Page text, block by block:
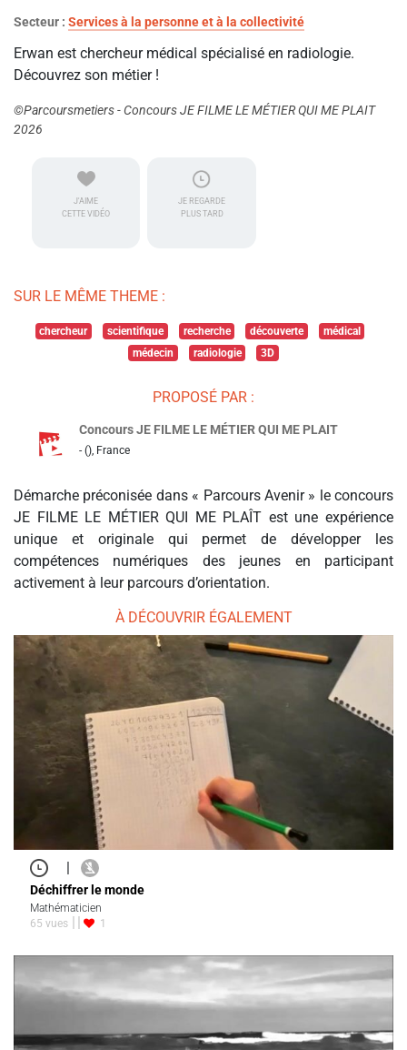
Secteur : Services à la personne et à la collectivité
Erwan est chercheur médical spécialisé en radiologie.
Découvrez son métier !
©Parcoursmetiers - Concours JE FILME LE MÉTIER QUI ME PLAIT
2026
J'AIME
CETTE VIDÉO
JE REGARDE
PLUS TARD
SUR LE MÊME THEME :
chercheur scientifique recherche découverte
médical
médecin
radiologie 3D
PROPOSÉ PAR :
Concours JE FILME LE MÉTIER QUI ME PLAIT
- (), France
Démarche préconisée dans « Parcours Avenir » le concours
JE FILME LE MÉTIER QUI ME PLAÎT est une expérience
unique et originale qui permet de développer les
compétences numériques des jeunes en participant
activement à leur parcours d’orientation.
À DÉCOUVRIR ÉGALEMENT
|
Déchiffrer le monde
Mathématicien
65 vues
1